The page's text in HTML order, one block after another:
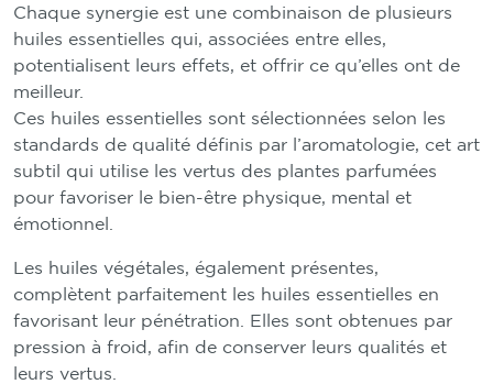
Chaque synergie est une combinaison de plusieurs
huiles essentielles qui, associées entre elles,
potentialisent leurs effets, et offrir ce qu’elles ont de
meilleur.
Ces huiles essentielles sont sélectionnées selon les
standards de qualité définis par l’aromatologie, cet art
subtil qui utilise les vertus des plantes parfumées
pour favoriser le bien-être physique, mental et
émotionnel.
Les huiles végétales, également présentes,
complètent parfaitement les huiles essentielles en
favorisant leur pénétration. Elles sont obtenues par
pression à froid, afin de conserver leurs qualités et
leurs vertus.